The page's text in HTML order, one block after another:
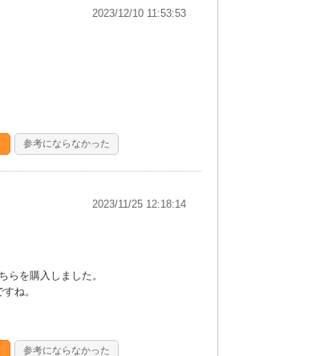
2023/12/10 11:53:53
参考にならなかった
2023/11/25 12:18:14
らを購入しました。
ね。
参考にならなかった